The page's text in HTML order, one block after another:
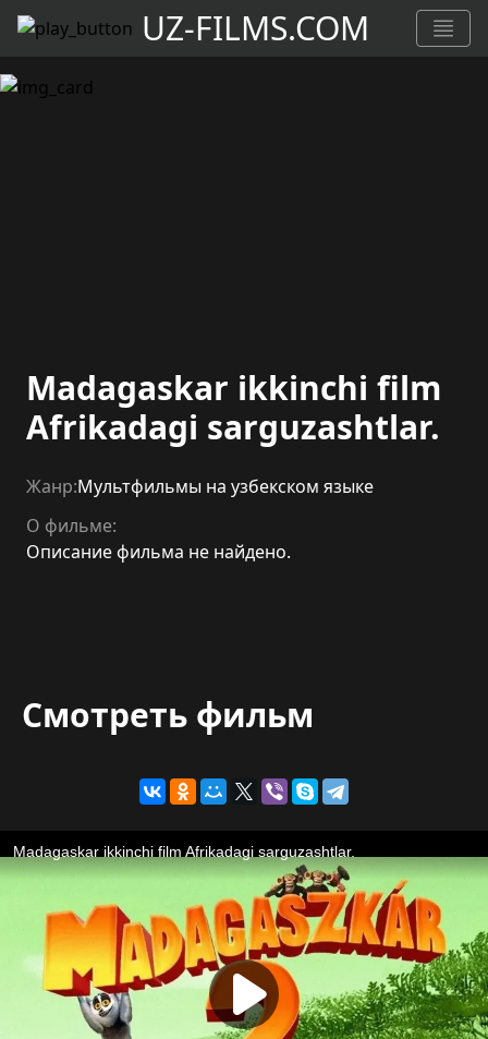
UZ-FILMS.COM
Madagaskar ikkinchi film
Afrikadagi sarguzashtlar.
Жанр:Мультфильмы на узбекском языке
О фильме:
Описание фильма не найдено.
Смотреть фильм